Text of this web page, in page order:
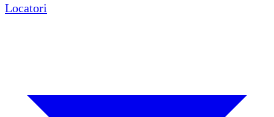
Locatori